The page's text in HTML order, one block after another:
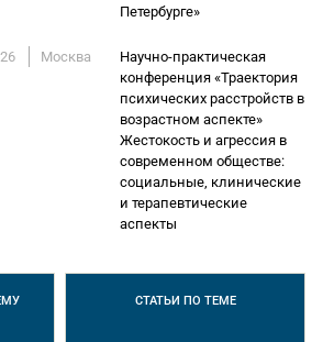
Петербурге»
Москва
Научно-практическая
конференция «Траектория
психических расстройств в
возрастном аспекте»
Жестокость и агрессия в
современном обществе:
социальные, клинические
и терапевтические
аспекты
СТАТЬИ ПО ТЕМЕ